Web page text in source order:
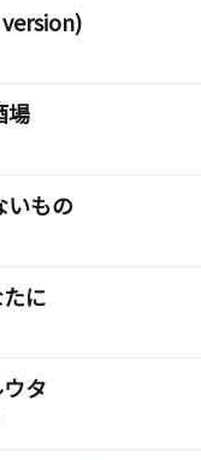
場
いもの
に
タ